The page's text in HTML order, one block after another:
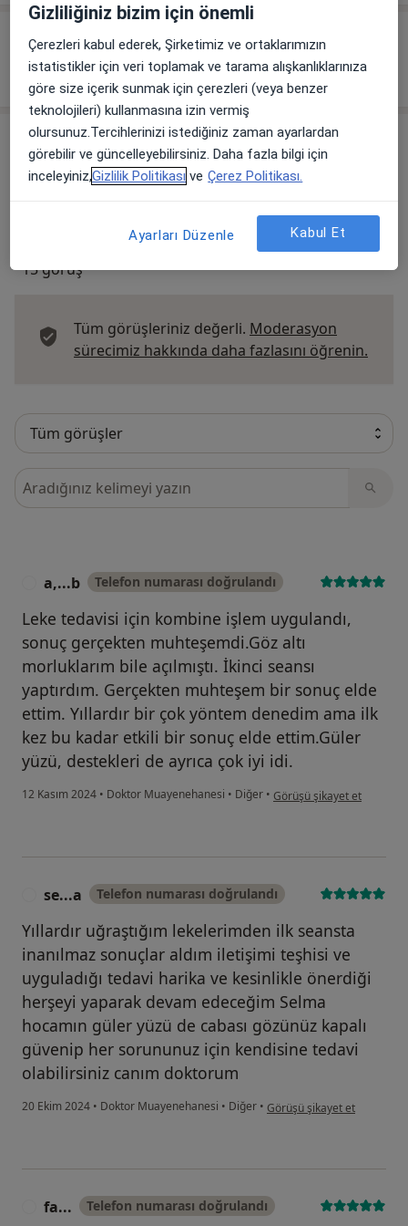
Sigortalar
Sağlık sigortası anlaşma bilgisi bulunmamaktadır.
Görüşler
Görüş ekle
15 görüş
Tüm görüşleriniz değerli. Moderasyon
sürecimiz hakkında daha fazlasını öğrenin.
Görüşler içerisinde ara
a,...b Telefon numarası doğrulandı
Leke tedavisi için kombine işlem uygulandı,
sonuç gerçekten muhteşemdi.Göz altı
morluklarım bile açılmıştı. İkinci seansı
yaptırdım. Gerçekten muhteşem bir sonuç elde
ettim. Yıllardır bir çok yöntem denedim ama ilk
kez bu kadar etkili bir sonuç elde ettim.Güler
yüzü, destekleri de ayrıca çok iyi idi.
12 Kasım 2024 • Doktor Muayenehanesi • Diğer • kullanıcının görüşüne
Görüşü şikayet et
se...a Telefon numarası doğrulandı
Yıllardır uğraştığım lekelerimden ilk seansta
inanılmaz sonuçlar aldım iletişimi teşhisi ve
uyguladığı tedavi harika ve kesinlikle önerdiği
herşeyi yaparak devam edeceğim Selma
hocamın güler yüzü de cabası gözünüz kapalı
güvenip her sorununuz için kendisine tedavi
olabilirsiniz canım doktorum
20 Ekim 2024 • Doktor Muayenehanesi • Diğer • kullanıcının görüşüne göre
Görüşü şikayet et
fa... Telefon numarası doğrulandı
Gizliliğiniz bizim için önemli
Çerezleri kabul ederek, Şirketimiz ve ortaklarımızın
istatistikler için veri toplamak ve tarama alışkanlıklarınıza
göre size içerik sunmak için çerezleri (veya benzer
teknolojileri) kullanmasına izin vermiş
olursunuz.Tercihlerinizi istediğiniz zaman ayarlardan
görebilir ve güncelleyebilirsiniz. Daha fazla bilgi için
inceleyiniz,Gizlilik Politikası ve Çerez Politikası.
Ayarları Düzenle Kabul Et